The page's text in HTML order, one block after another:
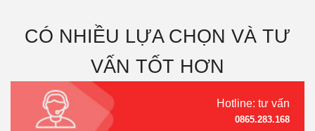
CÓ NHIỀU LỰA CHỌN VÀ TƯ
VẤN TỐT HƠN
Hotline: tư vấn
0865.283.168